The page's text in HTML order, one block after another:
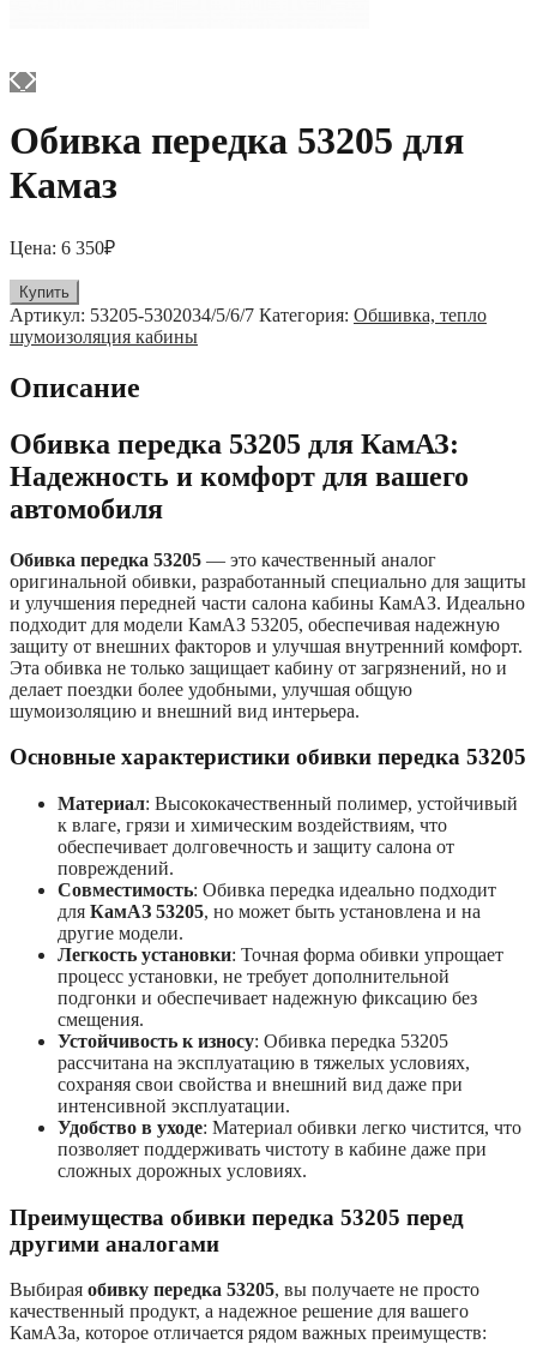
Обивка передка 53205 для
Камаз
Цена: 6 350₽
Купить
Артикул: 53205-5302034/5/6/7 Категория: Обшивка, тепло
шумоизоляция кабины
Описание
Обивка передка 53205 для КамАЗ:
Надежность и комфорт для вашего
автомобиля
Обивка передка 53205 — это качественный аналог
оригинальной обивки, разработанный специально для защиты
и улучшения передней части салона кабины КамАЗ. Идеально
подходит для модели КамАЗ 53205, обеспечивая надежную
защиту от внешних факторов и улучшая внутренний комфорт.
Эта обивка не только защищает кабину от загрязнений, но и
делает поездки более удобными, улучшая общую
шумоизоляцию и внешний вид интерьера.
Основные характеристики обивки передка 53205
Материал: Высококачественный полимер, устойчивый
к влаге, грязи и химическим воздействиям, что
обеспечивает долговечность и защиту салона от
повреждений.
Совместимость: Обивка передка идеально подходит
для КамАЗ 53205, но может быть установлена и на
другие модели.
Легкость установки: Точная форма обивки упрощает
процесс установки, не требует дополнительной
подгонки и обеспечивает надежную фиксацию без
смещения.
Устойчивость к износу: Обивка передка 53205
рассчитана на эксплуатацию в тяжелых условиях,
сохраняя свои свойства и внешний вид даже при
интенсивной эксплуатации.
Удобство в уходе: Материал обивки легко чистится, что
позволяет поддерживать чистоту в кабине даже при
сложных дорожных условиях.
Преимущества обивки передка 53205 перед
другими аналогами
Выбирая обивку передка 53205, вы получаете не просто
качественный продукт, а надежное решение для вашего
КамАЗа, которое отличается рядом важных преимуществ: